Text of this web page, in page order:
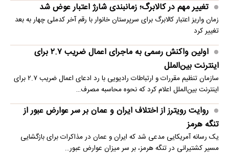
تغییر مهم در کالابرگ؛ زمانبندی‌ شارژ اعتبار عوض شد
زمان واریز اعتبار کالابرگ برای سرپرستان خانوار با رقم آخر کدملی چهار به بعد
تغییر کرد
اولین واکنش رسمی به ماجرای اعمال ضریب ۲.۷ برای
اینترنت بین‌الملل
سازمان تنظیم مقررات و ارتباطات رادیویی با رد ادعای اعمال ضریب ۲.۷ برای
اینترنت بین‌الملل اعلام کرد که نحوه محاسبه مصرف…
روایت رویترز از اختلاف ایران و عمان بر سر عوارض عبور از
تنگه هرمز
یک رسانه آمریکایی مدعی شد که ایران و عمان در مذاکرات برای بازگشایی
مسیر کشتیرانی در تنگه هرمز، بر سر میزان عوارض عبور…